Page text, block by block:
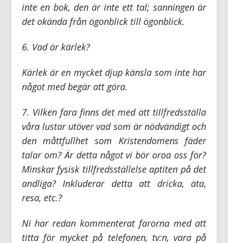
inte en bok, den är inte ett tal; sanningen är
det okända från ögonblick till ögonblick.
6. Vad är kärlek?
Kärlek är en mycket djup känsla som inte har
något med begär att göra.
7. Vilken fara finns det med att tillfredsställa
våra lustar utöver vad som är nödvändigt och
den måttfullhet som Kristendomens fäder
talar om? Är detta något vi bör oroa oss för?
Minskar fysisk tillfredsställelse aptiten på det
andliga? Inkluderar detta att dricka, äta,
resa, etc.?
Ni har redan kommenterat farorna med att
titta för mycket på telefonen, tv:n, vara på